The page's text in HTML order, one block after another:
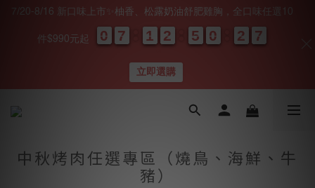
中秋烤肉任選專區（燒鳥、海鮮、牛
豬）
7/20-8/16 新口味上市✨柚香、松露奶油舒肥雞胸，全口味任選10
件$990元起 0
0
0
0 7
7
7
7 1
1
1
1 2
2
2
2 5
5
5
5 0
0
0
0 2
2
2
2 0
0
7
7
6
立即選購